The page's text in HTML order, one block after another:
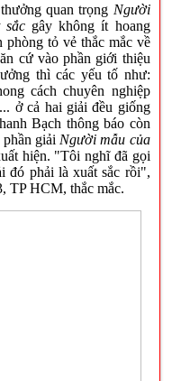
quan trọng Người
sắc gây không ít hoang
phòng tỏ vẻ thắc mắc về
cứ vào phần giới thiệu
thì các yếu tố như:
cách chuyên nghiệp
ở cả hai giải đều giống
Bạch thông báo còn
giải Người mẫu của
hiện. "Tôi nghĩ đã gọi
đó phải là xuất sắc rồi",
TP HCM, thắc mắc.